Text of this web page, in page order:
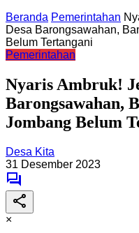
Beranda Pemerintahan
Desa Barongsawahan,
Belum Tertangani
Pemerintahan
Nyaris Ambruk!
Barongsawahan,
Jombang Belum
Desa Kita
31 Desember 2023
×